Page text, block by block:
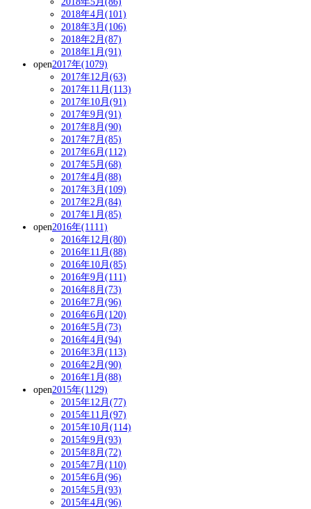
2018年4月(101)
2018年3月(106)
2018年2月(87)
2018年1月(91)
open2017年(1079)
2017年12月(63)
2017年11月(113)
2017年10月(91)
2017年9月(91)
2017年8月(90)
2017年7月(85)
2017年6月(112)
2017年5月(68)
2017年4月(88)
2017年3月(109)
2017年2月(84)
2017年1月(85)
open2016年(1111)
2016年12月(80)
2016年11月(88)
2016年10月(85)
2016年9月(111)
2016年8月(73)
2016年7月(96)
2016年6月(120)
2016年5月(73)
2016年4月(94)
2016年3月(113)
2016年2月(90)
2016年1月(88)
open2015年(1129)
2015年12月(77)
2015年11月(97)
2015年10月(114)
2015年9月(93)
2015年8月(72)
2015年7月(110)
2015年6月(96)
2015年5月(93)
2015年4月(96)